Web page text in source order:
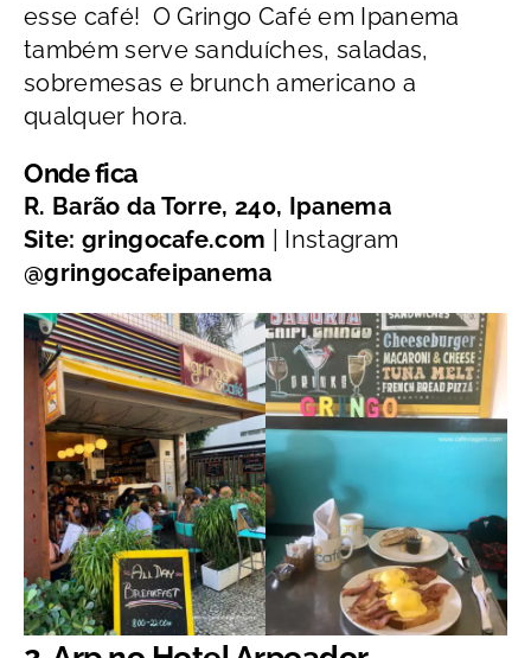
esse café! O Gringo Café em Ipanema
também serve sanduíches, saladas,
sobremesas e brunch americano a
qualquer hora.
Onde fica
R. Barão da Torre, 240, Ipanema
Site: gringocafe.com | Instagram
@gringocafeipanema